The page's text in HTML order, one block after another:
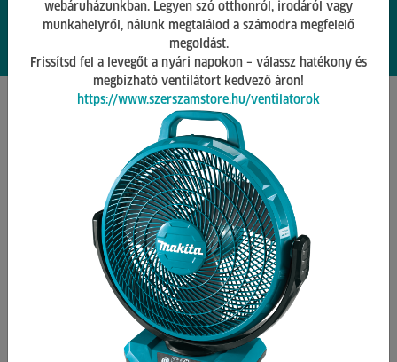
0 0.
Rögzítéstechnika
Tömlőszorító bilincs
Vissza
Kategóriák
webáruházunkban. Legyen szó otthonról, irodáról vagy
munkahelyről, nálunk megtalálod a számodra megfelelő
megoldást.
Frissítsd fel a levegőt a nyári napokon – válassz hatékony és
megbízható ventilátort kedvező áron!
https://www.szerszamstore.hu/ventilatorok